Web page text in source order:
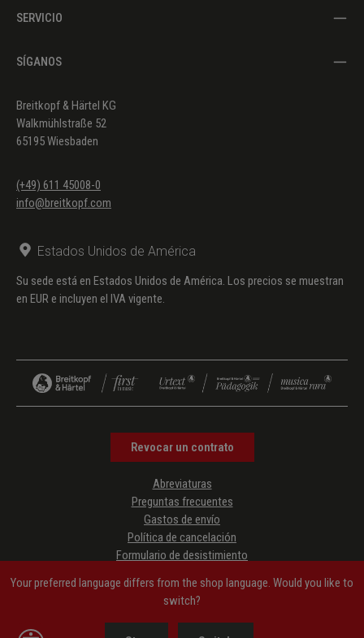
SERVICIO
SÍGANOS
Breitkopf & Härtel KG
Walkmühlstraße 52
65195 Wiesbaden
(+49) 611 45008-0
info@breitkopf.com
Estados Unidos de América
Su sede está en Estados Unidos de América. Los precios se muestran
en EUR e incluyen el IVA vigente.
Revocar un contrato
Abreviaturas
Preguntas frecuentes
Gastos de envío
Política de cancelación
Formulario de desistimiento
Condiciones generales de contratación
Aviso legal
Accessibility Information
Your preferred language differs from the shop language. Would you like to
switch?